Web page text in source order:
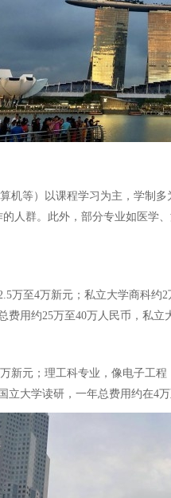
等）以课程学习为主，学制
人群。此外，部分专业如医
至4万新元；私立大学商科
用约25万至40万人民币，私立
新元；理工科专业，像电子工
大学读研，一年总费用约在4万